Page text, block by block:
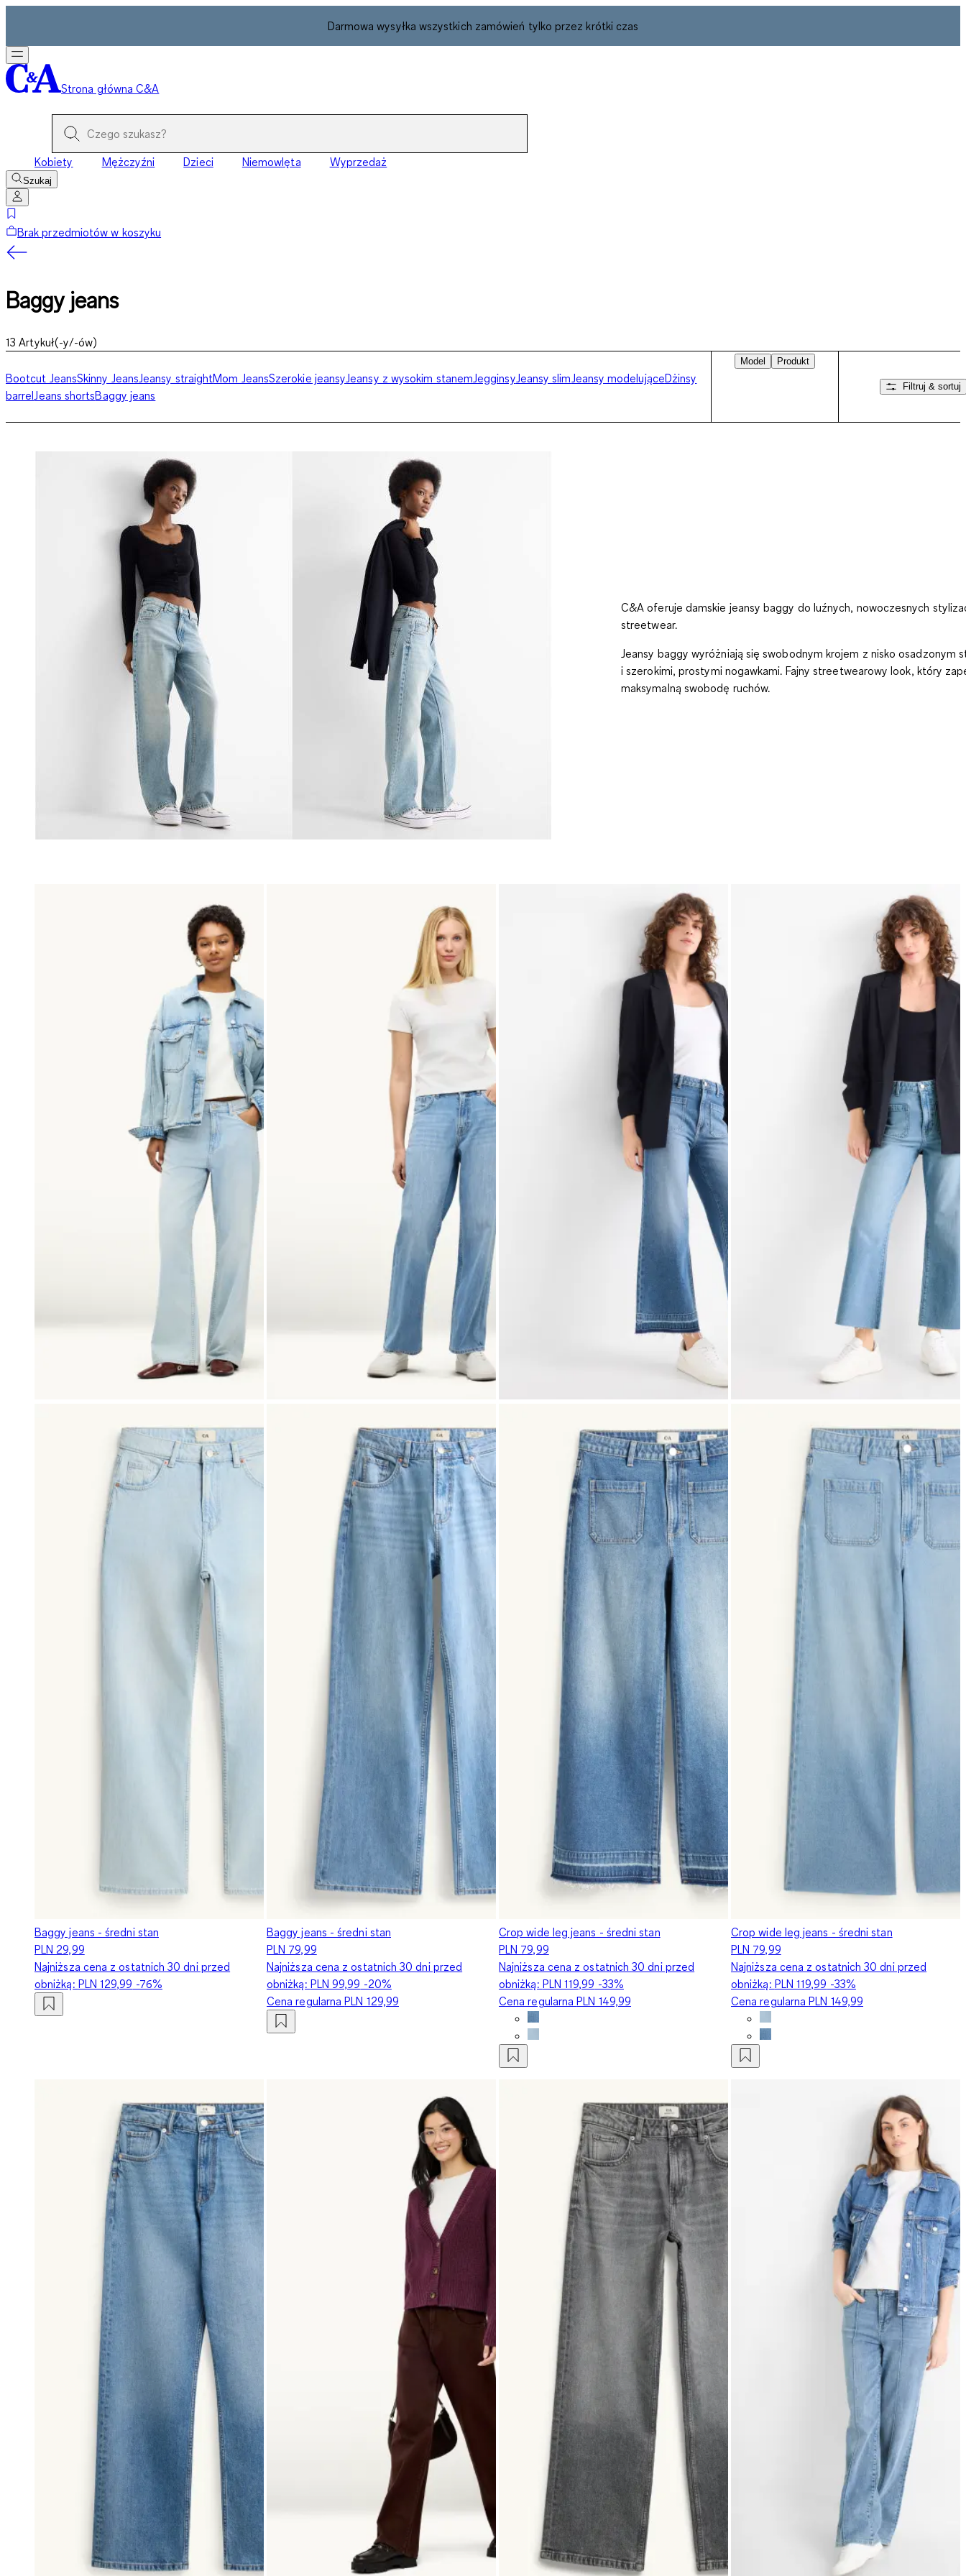
Darmowa wysyłka wszystkich zamówień tylko przez krótki czas
Strona główna C&A
Kobiety Mężczyźni Dzieci Niemowlęta Wyprzedaż
Szukaj
Brak przedmiotów w koszyku
Baggy jeans
13 Artykuł(-y/-ów)
Bootcut JeansSkinny Jeans Jeansy straightMom JeansSzerokie jeansy Jeansy z wysokim stanem Jegginsy Jeansy slim Jeansy modelująceDżinsy
barrel Jeans shortsBaggy jeans
Model Produkt
Filtruj & sortuj
C&A oferuje damskie jeansy baggy do luźnych, nowoczesnych
streetwear.
Jeansy baggy wyróżniają się swobodnym krojem z nisko osadzonym
i szerokimi, prostymi nogawkami. Fajny streetwearowy look, który
maksymalną swobodę ruchów.
Baggy jeans - średni stan
PLN 29,99
Najniższa cena z ostatnich 30 dni przed
obniżką: PLN 129,99 -76%
Baggy jeans - średni stan
PLN 79,99
Najniższa cena z ostatnich 30 dni przed
obniżką: PLN 99,99 -20%
Cena regularnaPLN 129,99
Crop wide leg jeans - średni stan
PLN 79,99
Najniższa cena z ostatnich 30 dni przed
obniżką: PLN 119,99 -33%
Cena regularnaPLN 149,99
Crop wide leg jeans - średni stan
PLN 79,99
Najniższa cena z ostatnich 30 dni przed
obniżką: PLN 119,99 -33%
Cena regularnaPLN 149,99